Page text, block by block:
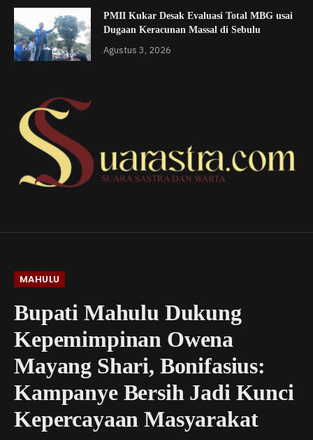
PMII Kukar Desak Evaluasi Total MBG usai
Dugaan Keracunan Massal di Sebulu
Agustus 3, 2026
MAHULU
Bupati Mahulu Dukung
Kepemimpinan Owena
Mayang Shari, Bonifasius:
Kampanye Bersih Jadi Kunci
Kepercayaan Masyarakat